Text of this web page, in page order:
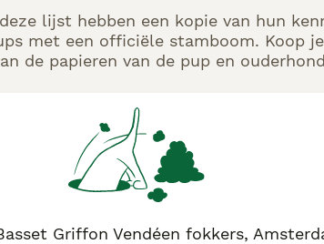
lijst hebben een kopie van hun
met een officiële stamboom. Koop
de papieren van de pup en
Griffon Vendéen fokkers,